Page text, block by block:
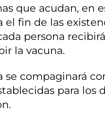
que acudan, en
fin de las
persona
la vacuna.
se compaginará
para los